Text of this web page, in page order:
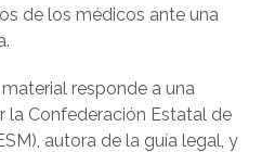
de los médicos ante una
responde a una
la Confederación Estatal de
autora de la guía legal, y